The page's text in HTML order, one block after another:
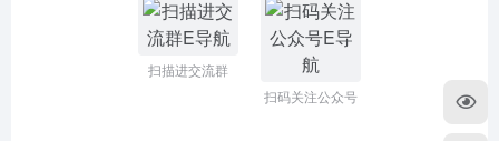
扫描进交流群
扫码关注公众号